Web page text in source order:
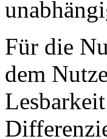
Für die
dem